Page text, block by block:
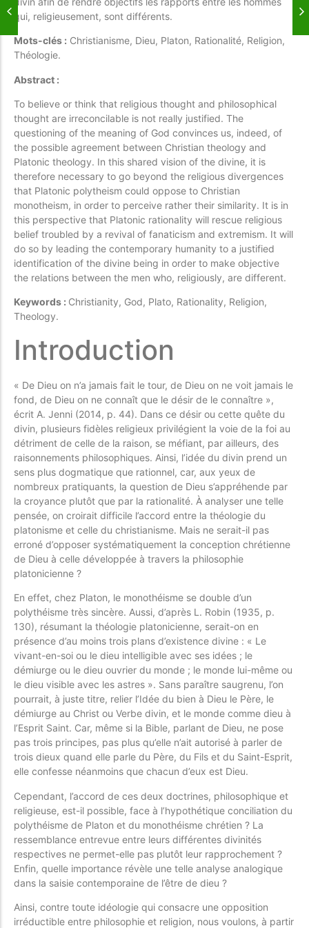
qui, religieusement, sont différents.
Mots-clés : Christianisme, Dieu, Platon, Rationalité, Religion,
Théologie.
Abstract :
To believe or think that religious thought and philosophical
thought are irreconcilable is not really justified. The
questioning of the meaning of God convinces us, indeed, of
the possible agreement between Christian theology and
Platonic theology. In this shared vision of the divine, it is
therefore necessary to go beyond the religious divergences
that Platonic polytheism could oppose to Christian
monotheism, in order to perceive rather their similarity. It is in
this perspective that Platonic rationality will rescue religious
belief troubled by a revival of fanaticism and extremism. It will
do so by leading the contemporary humanity to a justified
identification of the divine being in order to make objective
the relations between the men who, religiously, are different.
Keywords : Christianity, God, Plato, Rationality, Religion,
Theology.
Introduction
« De Dieu on n’a jamais fait le tour, de Dieu on ne voit jamais le
fond, de Dieu on ne connaît que le désir de le connaître »,
écrit A. Jenni (2014, p. 44). Dans ce désir ou cette quête du
divin, plusieurs fidèles religieux privilégient la voie de la foi au
détriment de celle de la raison, se méfiant, par ailleurs, des
raisonnements philosophiques. Ainsi, l’idée du divin prend un
sens plus dogmatique que rationnel, car, aux yeux de
nombreux pratiquants, la question de Dieu s’appréhende par
la croyance plutôt que par la rationalité. À analyser une telle
pensée, on croirait difficile l’accord entre la théologie du
platonisme et celle du christianisme. Mais ne serait-il pas
erroné d’opposer systématiquement la conception chrétienne
de Dieu à celle développée à travers la philosophie
platonicienne ?
En effet, chez Platon, le monothéisme se double d’un
polythéisme très sincère. Aussi, d’après L. Robin (1935, p.
130), résumant la théologie platonicienne, serait-on en
présence d’au moins trois plans d’existence divine : « Le
vivant-en-soi ou le dieu intelligible avec ses idées ; le
démiurge ou le dieu ouvrier du monde ; le monde lui-même ou
le dieu visible avec les astres ». Sans paraître saugrenu, l’on
pourrait, à juste titre, relier l’Idée du bien à Dieu le Père, le
démiurge au Christ ou Verbe divin, et le monde comme dieu à
l’Esprit Saint. Car, même si la Bible, parlant de Dieu, ne pose
pas trois principes, pas plus qu’elle n’ait autorisé à parler de
trois dieux quand elle parle du Père, du Fils et du Saint-Esprit,
elle confesse néanmoins que chacun d’eux est Dieu.
Cependant, l’accord de ces deux doctrines, philosophique et
religieuse, est-il possible, face à l’hypothétique conciliation du
polythéisme de Platon et du monothéisme chrétien ? La
ressemblance entrevue entre leurs différentes divinités
respectives ne permet-elle pas plutôt leur rapprochement ?
Enfin, quelle importance révèle une telle analyse analogique
dans la saisie contemporaine de l’être de dieu ?
Ainsi, contre toute idéologie qui consacre une opposition
irréductible entre philosophie et religion, nous voulons, à partir